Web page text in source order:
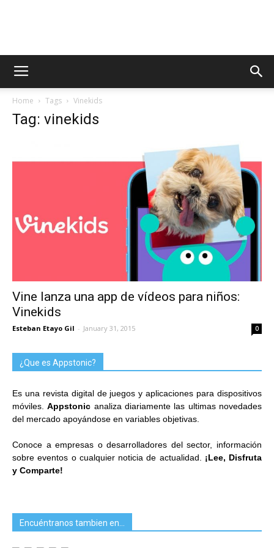
AppsTonic
Home Tags Vinekids
Tag: vinekids
Vine lanza una app de vídeos para niños:
Vinekids
Esteban Etayo Gil - January 31, 2015 0
¿Que es Appstonic?
Es una revista digital de juegos y aplicaciones para dispositivos
móviles.Appstonic analiza diariamente las ultimas novedades
del mercado apoyándose en variables objetivas.
Conoce a empresas o desarrolladores del sector, información
sobre eventos o cualquier noticia de actualidad. ¡Lee, Disfruta
y Comparte!
Encuéntranos tambien en…